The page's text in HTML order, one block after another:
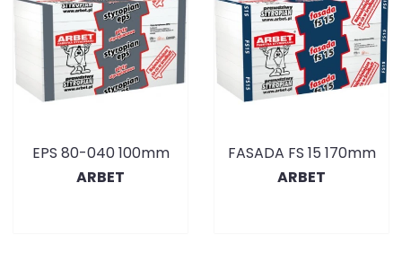
EPS 80-040 100mm
ARBET
FASADA FS 15 170mm
ARBET